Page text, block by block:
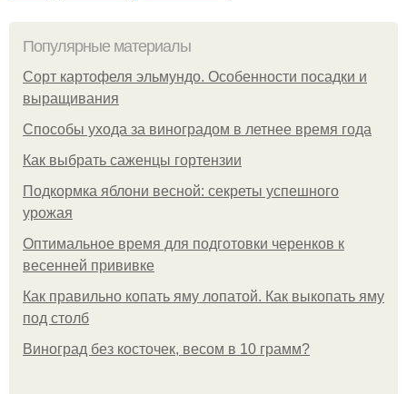
Популярные материалы
Сорт картофеля эльмундо. Особенности посадки и
выращивания
Способы ухода за виноградом в летнее время года
Как выбрать саженцы гортензии
Подкормка яблони весной: секреты успешного
урожая
Оптимальное время для подготовки черенков к
весенней прививке
Как правильно копать яму лопатой. Как выкопать яму
под столб
Виноград без косточек, весом в 10 грамм?